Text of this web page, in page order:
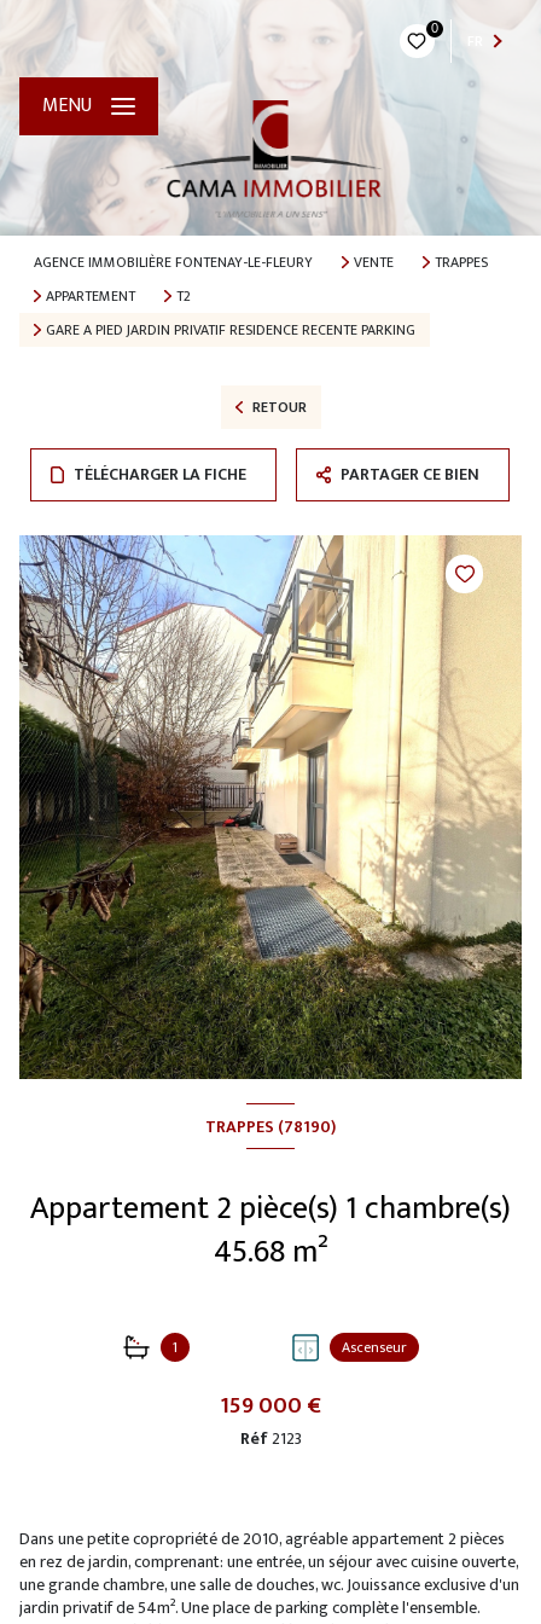
0
MENU
AGENCE IMMOBILIÈRE FONTENAY-LE-FLEURY VENTE
TRAPPES
APPARTEMENT
T2
GARE A PIED JARDIN PRIVATIF RESIDENCE RECENTE PARKING
RETOUR
TÉLÉCHARGER LA FICHE PARTAGER CE BIEN
TRAPPES (78190)
Appartement 2 pièce(s) 1 chambre(s)
45.68 m²
1 Ascenseur
159 000 €
Réf2123
Dans une petite copropriété de 2010, agréable appartement 2 pièces
en rez de jardin, comprenant: une entrée, un séjour avec cuisine ouverte,
une grande chambre, une salle de douches, wc. Jouissance exclusive d'un
jardin privatif de 54m². Une place de parking complète l'ensemble.